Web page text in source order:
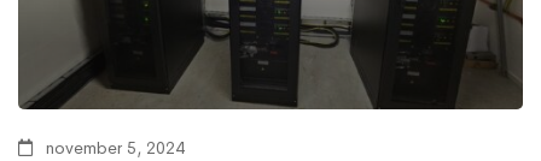
november 5, 2024